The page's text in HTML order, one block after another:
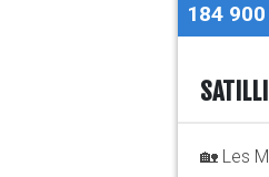
184
🏡 Les